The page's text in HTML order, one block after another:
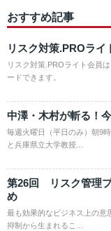
おすすめ記事
リスク対策.PROラ
リスク対策.PROライト会員
ードできます。
中澤・木村が斬る！
毎週火曜日（平日のみ）朝9
と兵庫県立大学教授…
第26回 リスク管理
め
最も効果的なビジネス上の意
抑制から生まれるこ…